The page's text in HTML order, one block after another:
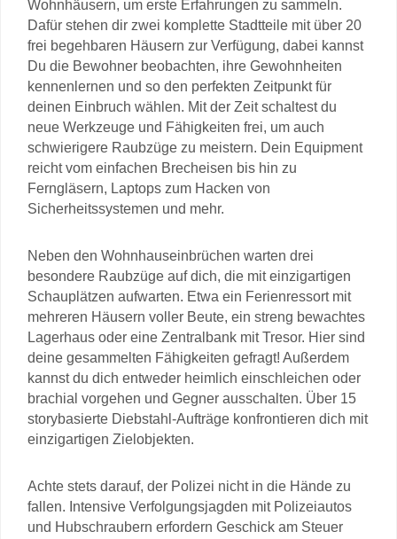
Wohnhäusern, um erste Erfahrungen zu sammeln.
Dafür stehen dir zwei komplette Stadtteile mit über 20
frei begehbaren Häusern zur Verfügung, dabei kannst
Du die Bewohner beobachten, ihre Gewohnheiten
kennenlernen und so den perfekten Zeitpunkt für
deinen Einbruch wählen. Mit der Zeit schaltest du
neue Werkzeuge und Fähigkeiten frei, um auch
schwierigere Raubzüge zu meistern. Dein Equipment
reicht vom einfachen Brecheisen bis hin zu
Ferngläsern, Laptops zum Hacken von
Sicherheitssystemen und mehr.
Neben den Wohnhauseinbrüchen warten drei
besondere Raubzüge auf dich, die mit einzigartigen
Schauplätzen aufwarten. Etwa ein Ferienressort mit
mehreren Häusern voller Beute, ein streng bewachtes
Lagerhaus oder eine Zentralbank mit Tresor. Hier sind
deine gesammelten Fähigkeiten gefragt! Außerdem
kannst du dich entweder heimlich einschleichen oder
brachial vorgehen und Gegner ausschalten. Über 15
storybasierte Diebstahl-Aufträge konfrontieren dich mit
einzigartigen Zielobjekten.
Achte stets darauf, der Polizei nicht in die Hände zu
fallen. Intensive Verfolgungsjagden mit Polizeiautos
und Hubschraubern erfordern Geschick am Steuer